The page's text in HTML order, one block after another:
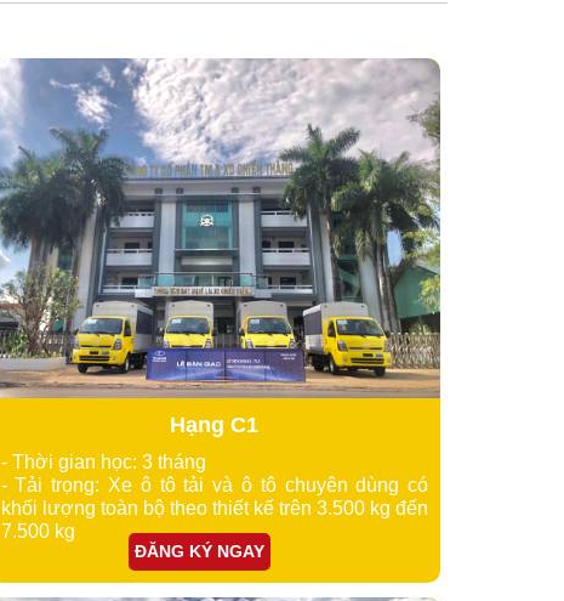
Hạng C1
- Thời gian học: 3 tháng
- Tải trọng: Xe ô tô tải và ô tô chuyên dùng có
khối lượng toàn bộ theo thiết kế trên 3.500 kg đến
7.500 kg
ĐĂNG KÝ NGAY